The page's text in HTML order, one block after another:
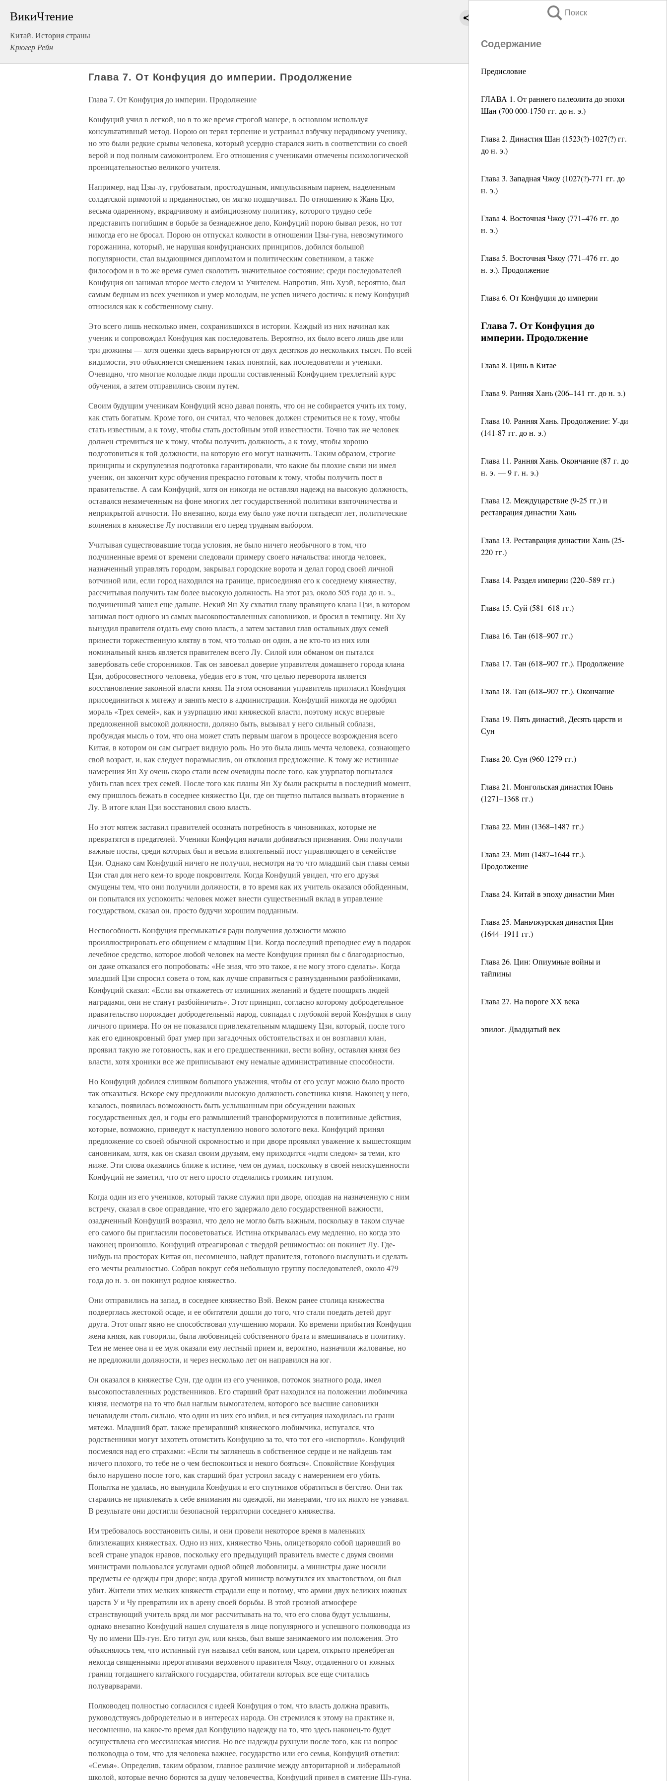
ВикиЧтение
Китай. История страны
Крюгер Рейн
Поиск
Содержание
Предисловие
ГЛАВА 1. От раннего палеолита до эпохи
Шан (700 000-1750 гг. до н. э.)
Глава 2. Династия Шан (1523(?)-1027(?) гг.
до н. э.)
Глава 3. Западная Чжоу (1027(?)-771 гг. до
н. э.)
Глава 4. Восточная Чжоу (771–476 гг. до
н. э.)
Глава 5. Восточная Чжоу (771–476 гг. до
н. э.). Продолжение
Глава 6. От Конфуция до империи
Глава 7. От Конфуция до
империи. Продолжение
Глава 8. Цинь в Китае
Глава 9. Ранняя Хань (206–141 гг. до н. э.)
Глава 10. Ранняя Хань. Продолжение: У-ди
(141-87 гг. до н. э.)
Глава 11. Ранняя Хань. Окончание (87 г. до
н. э. — 9 г. н. э.)
Глава 12. Междуцарствие (9-25 гг.) и
реставрация династии Хань
Глава 13. Реставрация династии Хань (25-
220 гг.)
Глава 14. Раздел империи (220–589 гг.)
Глава 15. Суй (581–618 гг.)
Глава 16. Тан (618–907 гг.)
Глава 17. Тан (618–907 гг.). Продолжение
Глава 18. Тан (618–907 гг.). Окончание
Глава 19. Пять династий, Десять царств и
Сун
Глава 20. Сун (960-1279 гг.)
Глава 21. Монгольская династия Юань
(1271–1368 гг.)
Глава 22. Мин (1368–1487 гг.)
Глава 23. Мин (1487–1644 гг.).
Продолжение
Глава 24. Китай в эпоху династии Мин
Глава 25. Маньчжурская династия Цин
(1644–1911 гг.)
Глава 26. Цин: Опиумные войны и
тайпины
Глава 27. На пороге XX века
эпилог. Двадцатый век
Глава 7. От Конфуция до империи. Продолжение
Глава 7. От Конфуция до империи. Продолжение
Конфуций учил в легкой, но в то же время строгой манере, в основном используя
консультативный метод. Порою он терял терпение и устраивал взбучку нерадивому ученику,
но это были редкие срывы человека, который усердно старался жить в соответствии со своей
верой и под полным самоконтролем. Его отношения с учениками отмечены психологической
проницательностью великого учителя.
Например, над Цзы-лу, грубоватым, простодушным, импульсивным парнем, наделенным
солдатской прямотой и преданностью, он мягко подшучивал. По отношению к Жань Цю,
весьма одаренному, вкрадчивому и амбициозному политику, которого трудно себе
представить погибшим в борьбе за безнадежное дело, Конфуций порою бывал резок, но тот
никогда его не бросал. Порою он отпускал колкости в отношении Цзы-гуна, невозмутимого
горожанина, который, не нарушая конфуцианских принципов, добился большой
популярности, стал выдающимся дипломатом и политическим советником, а также
философом и в то же время сумел сколотить значительное состояние; среди последователей
Конфуция он занимал второе место следом за Учителем. Напротив, Янь Хуэй, вероятно, был
самым бедным из всех учеников и умер молодым, не успев ничего достичь: к нему Конфуций
относился как к собственному сыну.
Это всего лишь несколько имен, сохранившихся в истории. Каждый из них начинал как
ученик и сопровождал Конфуция как последователь. Вероятно, их было всего лишь две или
три дюжины — хотя оценки здесь варьируются от двух десятков до нескольких тысяч. По всей
видимости, это объясняется смешением таких понятий, как последователи и ученики.
Очевидно, что многие молодые люди прошли составленный Конфуцием трехлетний курс
обучения, а затем отправились своим путем.
Своим будущим ученикам Конфуций ясно давал понять, что он не собирается учить их тому,
как стать богатым. Кроме того, он считал, что человек должен стремиться не к тому, чтобы
стать известным, а к тому, чтобы стать достойным этой известности. Точно так же человек
должен стремиться не к тому, чтобы получить должность, а к тому, чтобы хорошо
подготовиться к той должности, на которую его могут назначить. Таким образом, строгие
принципы и скрупулезная подготовка гарантировали, что какие бы плохие связи ни имел
ученик, он закончит курс обучения прекрасно готовым к тому, чтобы получить пост в
правительстве. А сам Конфуций, хотя он никогда не оставлял надежд на высокую должность,
оставался незамеченным на фоне многих лет государственной политики взяточничества и
неприкрытой алчности. Но внезапно, когда ему было уже почти пятьдесят лет, политические
волнения в княжестве Лу поставили его перед трудным выбором.
Учитывая существовавшие тогда условия, не было ничего необычного в том, что
подчиненные время от времени следовали примеру своего начальства: иногда человек,
назначенный управлять городом, закрывал городские ворота и делал город своей личной
вотчиной или, если город находился на границе, присоединял его к соседнему княжеству,
рассчитывая получить там более высокую должность. На этот раз, около 505 года до н. э.,
подчиненный зашел еще дальше. Некий Ян Ху схватил главу правящего клана Цзи, в котором
занимал пост одного из самых высокопоставленных сановников, и бросил в темницу. Ян Ху
вынудил правителя отдать ему свою власть, а затем заставил глав остальных двух семей
принести торжественную клятву в том, что только он один, а не кто-то из них или
номинальный князь является правителем всего Лу. Силой или обманом он пытался
завербовать себе сторонников. Так он завоевал доверие управителя домашнего города клана
Цзи, добросовестного человека, убедив его в том, что целью переворота является
восстановление законной власти князя. На этом основании управитель пригласил Конфуция
присоединиться к мятежу и занять место в администрации. Конфуций никогда не одобрял
мораль «Трех семей», как и узурпацию ими княжеской власти, поэтому искус впервые
предложенной высокой должности, должно быть, вызывал у него сильный соблазн,
пробуждая мысль о том, что она может стать первым шагом в процессе возрождения всего
Китая, в котором он сам сыграет видную роль. Но это была лишь мечта человека, сознающего
свой возраст, и, как следует поразмыслив, он отклонил предложение. К тому же истинные
намерения Ян Ху очень скоро стали всем очевидны после того, как узурпатор попытался
убить глав всех трех семей. После того как планы Ян Ху были раскрыты в последний момент,
ему пришлось бежать в соседнее княжество Ци, где он тщетно пытался вызвать вторжение в
Лу. В итоге клан Цзи восстановил свою власть.
Но этот мятеж заставил правителей осознать потребность в чиновниках, которые не
превратятся в предателей. Ученики Конфуция начали добиваться признания. Они получали
важные посты, среди которых был и весьма влиятельный пост управляющего в семействе
Цзи. Однако сам Конфуций ничего не получил, несмотря на то что младший сын главы семьи
Цзи стал для него кем-то вроде покровителя. Когда Конфуций увидел, что его друзья
смущены тем, что они получили должности, в то время как их учитель оказался обойденным,
он попытался их успокоить: человек может внести существенный вклад в управление
государством, сказал он, просто будучи хорошим подданным.
Неспособность Конфуция пресмыкаться ради получения должности можно
проиллюстрировать его общением с младшим Цзи. Когда последний преподнес ему в подарок
лечебное средство, которое любой человек на месте Конфуция принял бы с благодарностью,
он даже отказался его попробовать: «Не зная, что это такое, я не могу этого сделать». Когда
младший Цзи спросил совета о том, как лучше справиться с разнузданными разбойниками,
Конфуций сказал: «Если вы откажетесь от излишних желаний и будете поощрять людей
наградами, они не станут разбойничать». Этот принцип, согласно которому добродетельное
правительство порождает добродетельный народ, совпадал с глубокой верой Конфуция в силу
личного примера. Но он не показался привлекательным младшему Цзи, который, после того
как его единокровный брат умер при загадочных обстоятельствах и он возглавил клан,
проявил такую же готовность, как и его предшественники, вести войну, оставляя князя без
власти, хотя хроники все же приписывают ему немалые административные способности.
Но Конфуций добился слишком большого уважения, чтобы от его услуг можно было просто
так отказаться. Вскоре ему предложили высокую должность советника князя. Наконец у него,
казалось, появилась возможность быть услышанным при обсуждении важных
государственных дел, и годы его размышлений трансформируются в позитивные действия,
которые, возможно, приведут к наступлению нового золотого века. Конфуций принял
предложение со своей обычной скромностью и при дворе проявлял уважение к вышестоящим
сановникам, хотя, как он сказал своим друзьям, ему приходится «идти следом» за теми, кто
ниже. Эти слова оказались ближе к истине, чем он думал, поскольку в своей неискушенности
Конфуций не заметил, что от него просто отделались громким титулом.
Когда один из его учеников, который также служил при дворе, опоздав на назначенную с ним
встречу, сказал в свое оправдание, что его задержало дело государственной важности,
озадаченный Конфуций возразил, что дело не могло быть важным, поскольку в таком случае
его самого бы пригласили посоветоваться. Истина открывалась ему медленно, но когда это
наконец произошло, Конфуций отреагировал с твердой решимостью: он покинет Лу. Где-
нибудь на просторах Китая он, несомненно, найдет правителя, готового выслушать и сделать
его мечты реальностью. Собрав вокруг себя небольшую группу последователей, около 479
года до н. э. он покинул родное княжество.
Они отправились на запад, в соседнее княжество Вэй. Веком ранее столица княжества
подверглась жестокой осаде, и ее обитатели дошли до того, что стали поедать детей друг
друга. Этот опыт явно не способствовал улучшению морали. Ко времени прибытия Конфуция
жена князя, как говорили, была любовницей собственного брата и вмешивалась в политику.
Тем не менее она и ее муж оказали ему лестный прием и, вероятно, назначили жалованье, но
не предложили должности, и через несколько лет он направился на юг.
Он оказался в княжестве Сун, где один из его учеников, потомок знатного рода, имел
высокопоставленных родственников. Его старший брат находился на положении любимчика
князя, несмотря на то что был наглым вымогателем, которого все высшие сановники
ненавидели столь сильно, что один из них его избил, и вся ситуация находилась на грани
мятежа. Младший брат, также презиравший княжеского любимчика, испугался, что
родственники могут захотеть отомстить Конфуцию за то, что тот его «испортил». Конфуций
посмеялся над его страхами: «Если ты заглянешь в собственное сердце и не найдешь там
ничего плохого, то тебе не о чем беспокоиться и некого бояться». Спокойствие Конфуция
было нарушено после того, как старший брат устроил засаду с намерением его убить.
Попытка не удалась, но вынудила Конфуция и его спутников обратиться в бегство. Они так
старались не привлекать к себе внимания ни одеждой, ни манерами, что их никто не узнавал.
В результате они достигли безопасной территории соседнего княжества.
Им требовалось восстановить силы, и они провели некоторое время в маленьких
близлежащих княжествах. Одно из них, княжество Чэнь, олицетворяло собой царивший во
всей стране упадок нравов, поскольку его предыдущий правитель вместе с двумя своими
министрами пользовался услугами одной общей любовницы, а министры даже носили
предметы ее одежды при дворе; когда другой министр возмутился их хвастовством, он был
убит. Жители этих мелких княжеств страдали еще и потому, что армии двух великих южных
царств У и Чу превратили их в арену своей борьбы. В этой грозной атмосфере
странствующий учитель вряд ли мог рассчитывать на то, что его слова будут услышаны,
однако внезапно Конфуций нашел слушателя в лице популярного и успешного полководца из
Чу по имени Шэ-гун. Его титулгун, или князь, был выше занимаемого им положения. Это
объяснялось тем, что истинный гун называл себя ваном, или царем, открыто пренебрегая
некогда священными прерогативами верховного правителя Чжоу, отдаленного от южных
границ тогдашнего китайского государства, обитатели которых все еще считались
полуварварами.
Полководец полностью согласился с идеей Конфуция о том, что власть должна править,
руководствуясь добродетелью и в интересах народа. Он стремился к этому на практике и,
несомненно, на какое-то время дал Конфуцию надежду на то, что здесь наконец-то будет
осуществлена его мессианская миссия. Но все надежды рухнули после того, как на вопрос
полководца о том, что для человека важнее, государство или его семья, Конфуций ответил:
«Семья». Определив, таким образом, главное различие между авторитарной и либеральной
школой, которые вечно борются за душу человечества, Конфуций привел в смятение Шэ-гуна.